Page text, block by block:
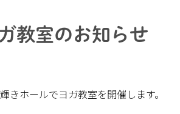
教室のお知らせ
きホールでヨガ教室を開催します。